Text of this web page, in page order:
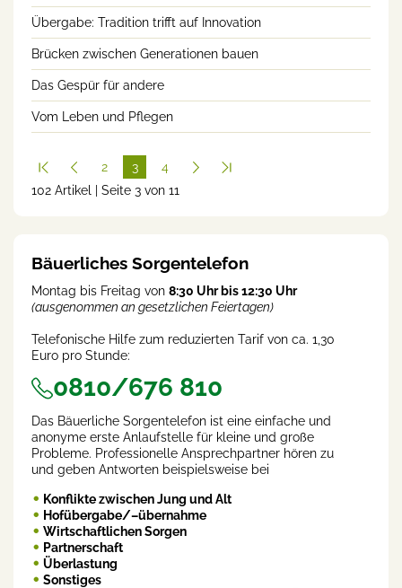
Übergabe: Tradition trifft auf Innovation
Brücken zwischen Generationen bauen
Das Gespür für andere
Vom Leben und Pflegen
2
3
(cur
4
102 Artikel | Seite 3 von 11
Bäuerliches Sorgentelefon
Montag bis Freitag von 8:30 Uhr bis 12:30 Uhr
(ausgenommen an gesetzlichen Feiertagen)
Telefonische Hilfe zum reduzierten Tarif von ca. 1,30
Euro pro Stunde:
0810/676 810
Das Bäuerliche Sorgentelefon ist eine einfache und
anonyme erste Anlaufstelle für kleine und große
Probleme. Professionelle Ansprechpartner hören zu
und geben Antworten beispielsweise bei
Konflikte zwischen Jung und Alt
Hofübergabe/–übernahme
Wirtschaftlichen Sorgen
Partnerschaft
Überlastung
Sonstiges